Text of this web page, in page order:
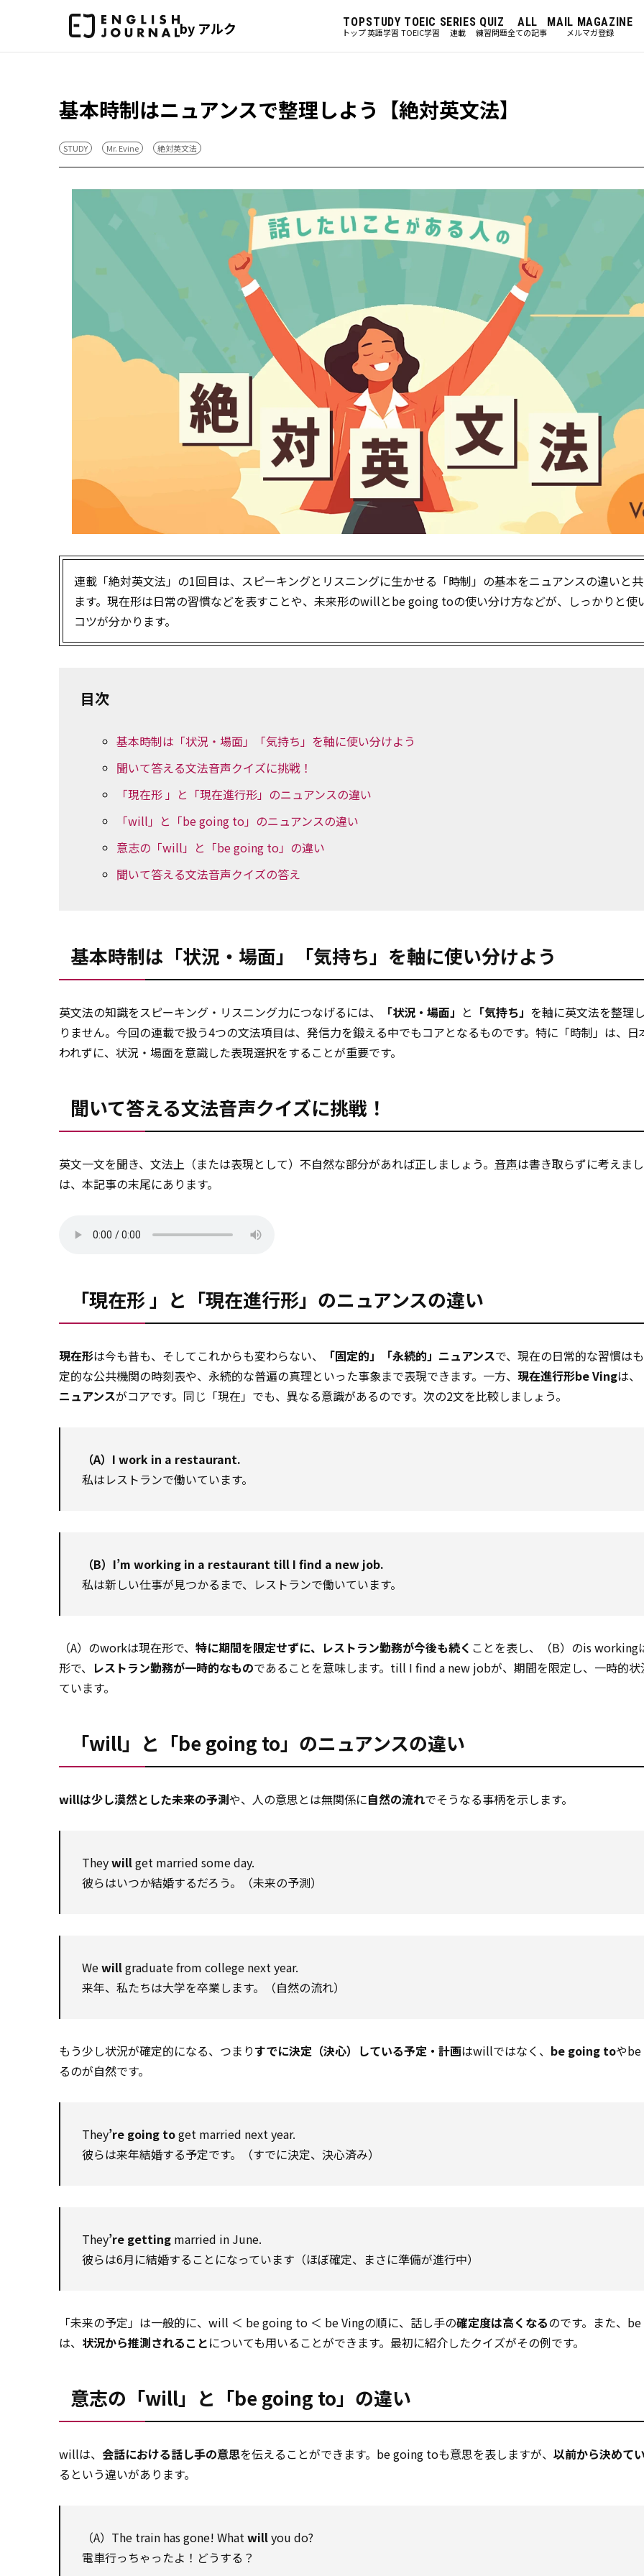
by アルク TOP
トップ
STUDY
英語学習
TOEIC
TOEIC学習
SERIES
連載
QUIZ
練習問題
ALL
全ての記事
MAIL MAGAZINE
メルマガ登録
基本時制はニュアンスで整理しよう【絶対英文法】
STUDY Mr. Evine 絶対英文法
連載「絶対英文法」の1回目は、スピーキングとリスニングに生かせる「時制」の基本をニュアンスの違いと
ます。現在形は日常の習慣などを表すことや、未来形のwillとbe going toの使い分け方などが、しっかりと使
コツが分かります。
目次
基本時制は「状況・場面」「気持ち」を軸に使い分けよう
聞いて答える文法音声クイズに挑戦！
「現在形 」と「現在進行形」のニュアンスの違い
「will」と「be going to」のニュアンスの違い
意志の「will」と「be going to」の違い
聞いて答える文法音声クイズの答え
基本時制は「状況・場面」「気持ち」を軸に使い分けよう
英文法の知識をスピーキング・リスニング力につなげるには、 「状況・場面」 と 「気持ち」 を軸に英文法を整理
りません。今回の連載で扱う4つの文法項目は、発信力を鍛える中でもコアとなるものです。特に「時制」は、日
われずに、状況・場面を意識した表現選択をすることが重要です。
聞いて答える文法音声クイズに挑戦！
英文一文を聞き、文法上（または表現として）不自然な部分があれば正しましょう。 音声は書き取らずに考えま
は、本記事の末尾にあります。
「現在形 」と「現在進行形」のニュアンスの違い
現在形は今も昔も、そしてこれからも変わらない、 「固定的」「永続的」ニュアンスで、現在の日常的な習慣は
定的な公共機関の時刻表や、永続的な普遍の真理といった事象まで表現できます。一方、 現在進行形be Vingは、
ニュアンスがコアです。同じ「現在」でも、異なる意識があるのです。次の2文を比較しましょう。
（A）I work in a restaurant.
私はレストランで働いています。
（B）I’m working in a restaurant till I find a new job.
私は新しい仕事が見つかるまで、レストランで働いています。
（A）のworkは現在形で、 特に期間を限定せずに、レストラン勤務が今後も続く ことを表し、（B）のis working
形で、 レストラン勤務が一時的なものであることを意味します。till I find a new jobが、期間を限定し、一時的状
ています。
「will」と「be going to」のニュアンスの違い
willは少し漠然とした未来の予測や、人の意思とは無関係に自然の流れでそうなる事柄を示します。
Theywillget married some day.
彼らはいつか結婚するだろう。（未来の予測）
Wewillgraduate from college next year.
来年、私たちは大学を卒業します。（自然の流れ）
もう少し状況が確定的になる、つまりすでに決定（決心）している予定・計画はwillではなく、 be going toやbe
るのが自然です。
They’re going toget married next year.
彼らは来年結婚する予定です。（すでに決定、決心済み）
They’re getting married in June.
彼らは6月に結婚することになっています（ほぼ確定、まさに準備が進行中）
「未来の予定」は一般的に、will ＜ be going to ＜ be Vingの順に、話し手の確定度は高くなるのです。また、
は、 状況から推測されることについても用いることができます。最初に紹介したクイズがその例です。
意志の「will」と「be going to」の違い
willは、 会話における話し手の意思を伝えることができます。be going toも意思を表しますが、 以前から決めて
るという違いがあります。
（A）The train has gone! Whatwillyou do?
電車行っちゃったよ！どうする？